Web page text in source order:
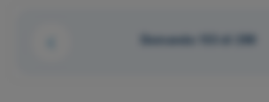
Domanda 153 di 290